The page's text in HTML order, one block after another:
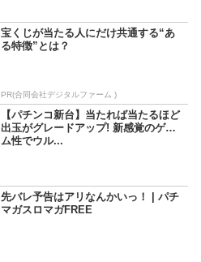
宝くじが当たる人にだけ共通する“あ
る特徴”とは？
PR(合同会社デジタルファーム )
【パチンコ新台】当たれば当たるほど
出玉がグレードアップ! 新感覚のゲー
ム性でウル...
先バレ予告はアリなんかいっ！ | パチ
マガスロマガFREE